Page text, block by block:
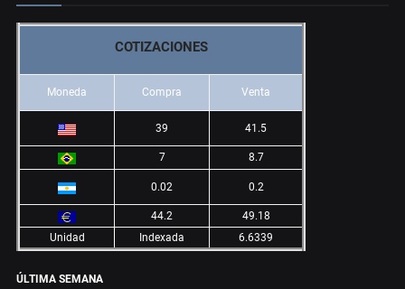
COTIZACIONES
Moneda Compra Venta
39 41.5
7 8.7
0.02 0.2
44.2
49.18
Unidad
Indexada 6.6339
ÚLTIMA SEMANA